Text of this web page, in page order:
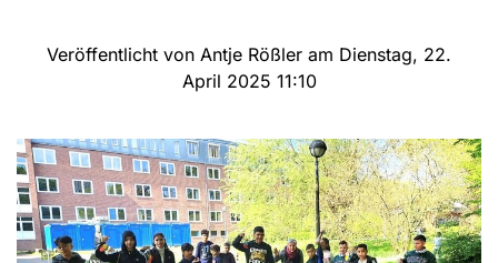
Veröffentlicht von Antje Rößler am Dienstag, 22.
April 2025 11:10